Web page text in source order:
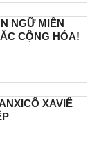
NGỮ MIỀN
CỘNG HÓA!
XAVIÊ